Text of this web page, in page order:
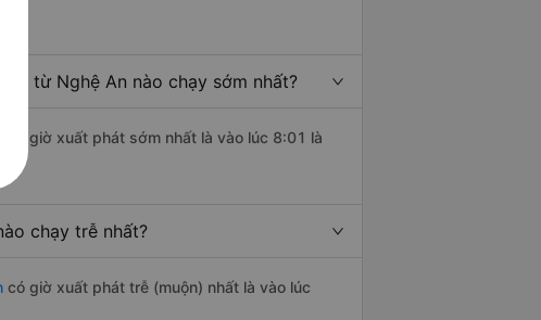
từ Nghệ An nào chạy sớm nhất?
có giờ xuất phát sớm nhất là vào lúc 8:01 là
chạy trễ nhất?
có giờ xuất phát trễ (muộn) nhất là vào lúc